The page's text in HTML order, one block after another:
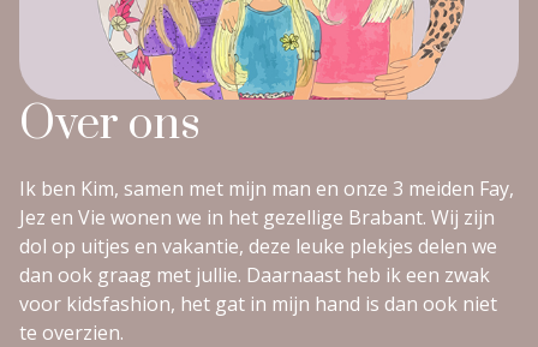
Over ons
Ik ben Kim, samen met mijn man en onze 3 meiden Fay,
Jez en Vie wonen we in het gezellige Brabant. Wij zijn
dol op uitjes en vakantie, deze leuke plekjes delen we
dan ook graag met jullie. Daarnaast heb ik een zwak
voor kidsfashion, het gat in mijn hand is dan ook niet
te overzien.